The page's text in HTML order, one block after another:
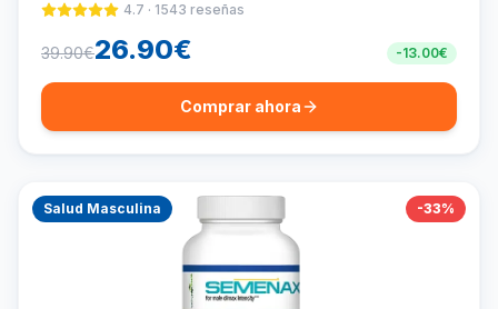
4.7 · 1543 reseñas
39.90€26.90€ -13.00€
Comprar ahora
Salud Masculina -33%